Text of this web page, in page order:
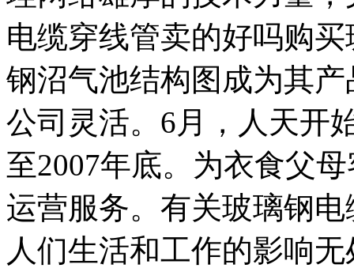
电缆穿线管卖的好吗购
钢沼气池结构图成为其
公司灵活。6月，人天开
至2007年底。为衣食父
运营服务。有关玻璃钢
人们生活和工作的影响